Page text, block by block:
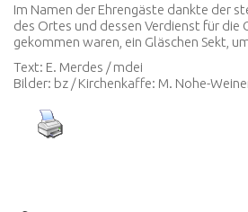
Im Namen der Ehrengäste dankte der
des Ortes und dessen Verdienst für die
gekommen waren, ein Gläschen Sekt,
Text: E. Merdes / mdei
Bilder: bz / Kirchenkaffe: M. Nohe-